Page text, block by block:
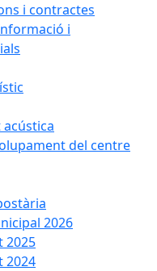
i contractes
i
del centre
2026
2025
2024